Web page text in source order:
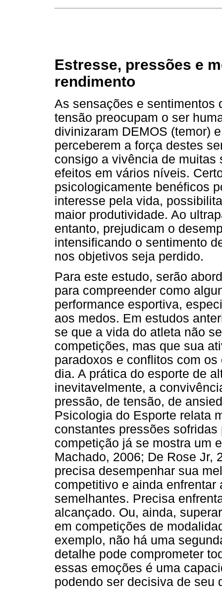
Estresse, pressões e
rendimento
As sensações e sentimentos
tensão preocupam o ser
divinizaram DEMOS (temor)
perceberem a força destes
consigo a vivência de
efeitos em vários níveis.
psicologicamente benéficos
interesse pela vida,
maior produtividade. Ao
entanto, prejudicam o
intensificando o sentimento
nos objetivos seja perdido.
Para este estudo, serão
para compreender como
performance esportiva,
aos medos. Em estudos
se que a vida do atleta não
competições, mas que sua
paradoxos e conflitos com
dia. A prática do esporte de
inevitavelmente, a
pressão, de tensão, de
Psicologia do Esporte relata
constantes pressões
competição já se mostra um
Machado, 2006; De Rose Jr,
precisa desempenhar sua
competitivo e ainda
semelhantes. Precisa
alcançado. Ou, ainda,
em competições de
exemplo, não há uma
detalhe pode comprometer
essas emoções é uma
podendo ser decisiva de seu